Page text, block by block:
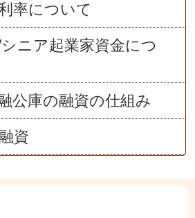
率について
ニア起業家資金につ
公庫の融資の仕組み
資